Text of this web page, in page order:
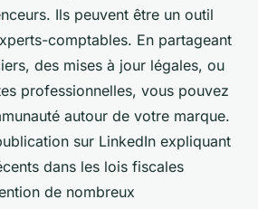
Ils peuvent être un outil
comptables. En partageant
des mises à jour légales, ou
professionnelles, vous pouvez
autour de votre marque.
sur LinkedIn expliquant
dans les lois fiscales
de nombreux